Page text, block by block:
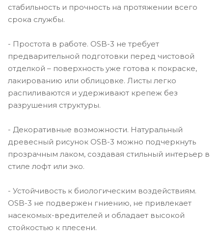
стабильность и прочность на протяжении всего
срока службы.
- Простота в работе. OSB-3 не требует
предварительной подготовки перед чистовой
отделкой – поверхность уже готова к покраске,
лакированию или облицовке. Листы легко
распиливаются и удерживают крепеж без
разрушения структуры.
- Декоративные возможности. Натуральный
древесный рисунок OSB-3 можно подчеркнуть
прозрачным лаком, создавая стильный интерьер в
стиле лофт или эко.
- Устойчивость к биологическим воздействиям.
OSB-3 не подвержен гниению, не привлекает
насекомых-вредителей и обладает высокой
стойкостью к плесени.